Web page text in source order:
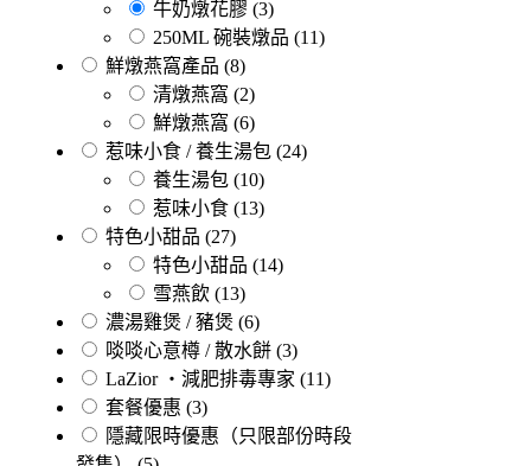
牛奶燉花膠 (3)
250ML 碗裝燉品 (11)
鮮燉燕窩產品 (8)
清燉燕窩 (2)
鮮燉燕窩 (6)
惹味小食 / 養生湯包 (24)
養生湯包 (10)
惹味小食 (13)
特色小甜品 (27)
特色小甜品 (14)
雪燕飲 (13)
濃湯雞煲 / 豬煲 (6)
啖啖心意樽 / 散水餅 (3)
LaZior ・減肥排毒專家 (11)
套餐優惠 (3)
隱藏限時優惠（只限部份時段